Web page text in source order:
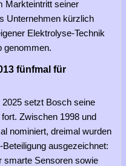
Markteintritt seiner
Unternehmen kürzlich
Elektrolyse-Technik
genommen.
fünfmal für
setzt Bosch seine
Zwischen 1998 und
nominiert, dreimal wurden
ausgezeichnet:
smarte Sensoren sowie